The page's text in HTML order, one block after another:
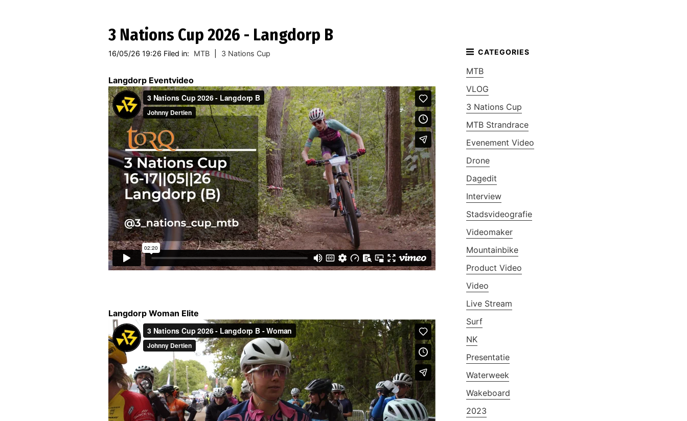
3 Nations Cup 2026 - Langdorp B
16/05/26 19:26 Filed in: MTB 3 Nations Cup
Langdorp Eventvideo
Langdorp Woman Elite
MTB
VLOG
3 Nations Cup
MTB Strandrace
Evenement Video
Drone
Dagedit
Interview
Stadsvideografie
Videomaker
Mountainbike
Product Video
Video
Live Stream
Surf
NK
Presentatie
Waterweek
Wakeboard
2023